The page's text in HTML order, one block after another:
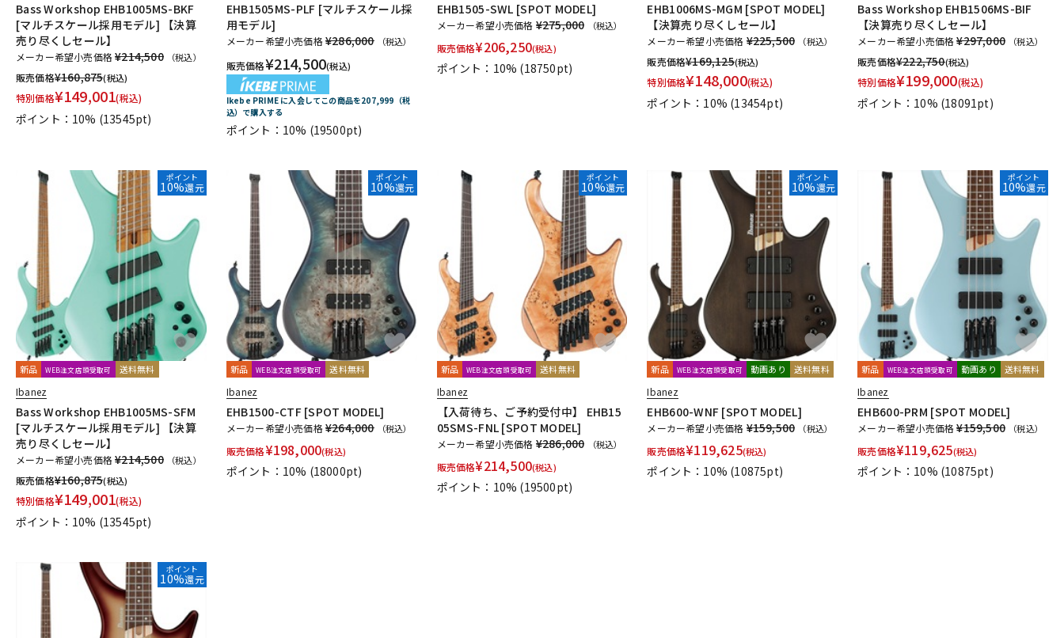
Bass Workshop EHB1005MS-BKF
[マルチスケール採用モデル] 【決算
売り尽くしセール】
メーカー希望小売価格¥214,500 （税込）
販売価格¥160,875(税込)
特別価格¥149,001(税込)
ポイント：10% (13545pt)
EHB1505MS-PLF [マルチスケール採
用モデル]
メーカー希望小売価格¥286,000 （税込）
販売価格¥214,500(税込)
Ikebe PRIME に入会してこの商品を207,999（税
込）で購入する
ポイント：10% (19500pt)
EHB1505-SWL [SPOT MODEL]
メーカー希望小売価格 ¥275,000 （税込）
販売価格¥206,250(税込)
ポイント：10% (18750pt)
EHB1006MS-MGM [SPOT MODEL]
【決算売り尽くしセール】
メーカー希望小売価格 ¥225,500 （税込）
販売価格¥169,125(税込)
特別価格¥148,000(税込)
ポイント：10% (13454pt)
Bass Workshop EHB1506MS-BIF
【決算売り尽くしセール】
メーカー希望小売価格¥297,000 （税込）
販売価格¥222,750(税込)
特別価格¥199,000(税込)
ポイント：10% (18091pt)
ポイント
10%還元
新品 WEB注文店頭受取可 送料無料
Ibanez
Bass Workshop EHB1005MS-SFM
[マルチスケール採用モデル] 【決算
売り尽くしセール】
メーカー希望小売価格¥214,500 （税込）
販売価格¥160,875(税込)
特別価格¥149,001(税込)
ポイント：10% (13545pt)
ポイント
10%還元
新品 WEB注文店頭受取可 送料無料
Ibanez
EHB1500-CTF [SPOT MODEL]
メーカー希望小売価格¥264,000 （税込）
販売価格¥198,000(税込)
ポイント：10% (18000pt)
ポイント
10%還元
新品 WEB注文店頭受取可 送料無料
Ibanez
【入荷待ち、ご予約受付中】 EHB15
05SMS-FNL [SPOT MODEL]
メーカー希望小売価格 ¥286,000 （税込）
販売価格¥214,500(税込)
ポイント：10% (19500pt)
ポイント
10%還元
新品 WEB注文店頭受取可 動画あり 送料無料
Ibanez
EHB600-WNF [SPOT MODEL]
メーカー希望小売価格 ¥159,500 （税込）
販売価格¥119,625(税込)
ポイント：10% (10875pt)
ポイント
10%還元
新品 WEB注文店頭受取可 動画あり 送料無料
Ibanez
EHB600-PRM [SPOT MODEL]
メーカー希望小売価格¥159,500 （税込）
販売価格¥119,625(税込)
ポイント：10% (10875pt)
ポイント
10%還元